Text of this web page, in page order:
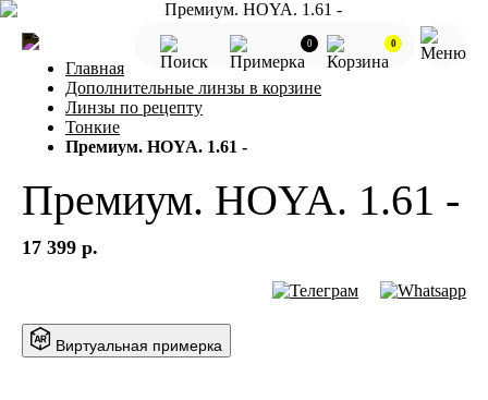
0 0
Главная
Дополнительные линзы в корзине
Линзы по рецепту
Тонкие
Премиум. HOYA. 1.61 -
Премиум. HOYA. 1.61 -
17 399 р.
Виртуальная примерка